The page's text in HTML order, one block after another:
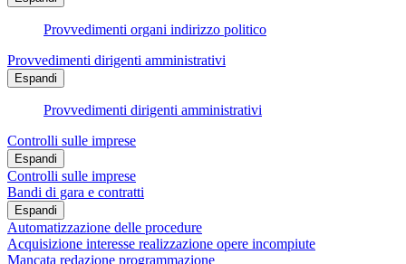
Provvedimenti organi indirizzo politico
Provvedimenti dirigenti amministrativi
Espandi
Provvedimenti dirigenti amministrativi
Controlli sulle imprese
Espandi
Controlli sulle imprese
Bandi di gara e contratti
Espandi
Automatizzazione delle procedure
Acquisizione interesse realizzazione opere incompiute
Mancata redazione programmazione